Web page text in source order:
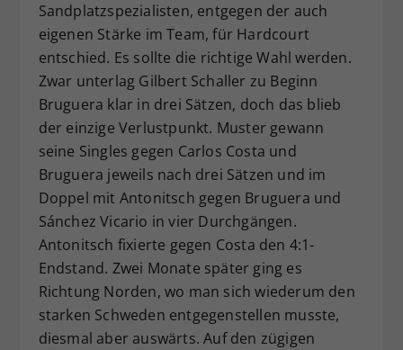
Sandplatzspezialisten, entgegen der auch
eigenen Stärke im Team, für Hardcourt
entschied. Es sollte die richtige Wahl werden.
Zwar unterlag Gilbert Schaller zu Beginn
Bruguera klar in drei Sätzen, doch das blieb
der einzige Verlustpunkt. Muster gewann
seine Singles gegen Carlos Costa und
Bruguera jeweils nach drei Sätzen und im
Doppel mit Antonitsch gegen Bruguera und
Sánchez Vicario in vier Durchgängen.
Antonitsch fixierte gegen Costa den 4:1-
Endstand. Zwei Monate später ging es
Richtung Norden, wo man sich wiederum den
starken Schweden entgegenstellen musste,
diesmal aber auswärts. Auf den zügigen